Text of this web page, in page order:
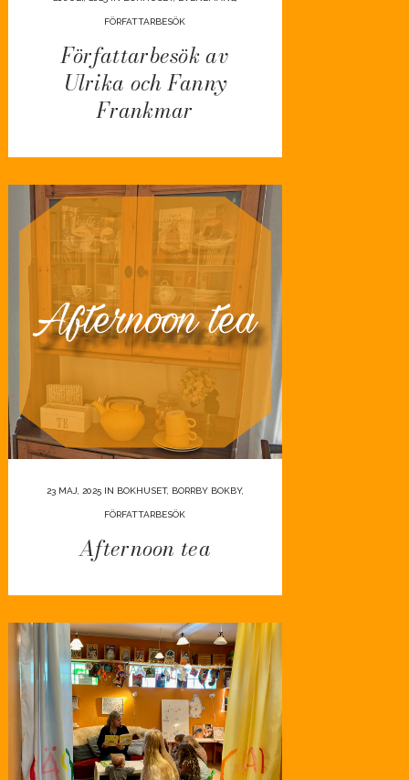
FÖRFATTARBESÖK
Författarbesök av
Ulrika och Fanny
Frankmar
23 MAJ, 2025IN BOKHUSET, BORRBY BOKBY,
FÖRFATTARBESÖK
Afternoon tea